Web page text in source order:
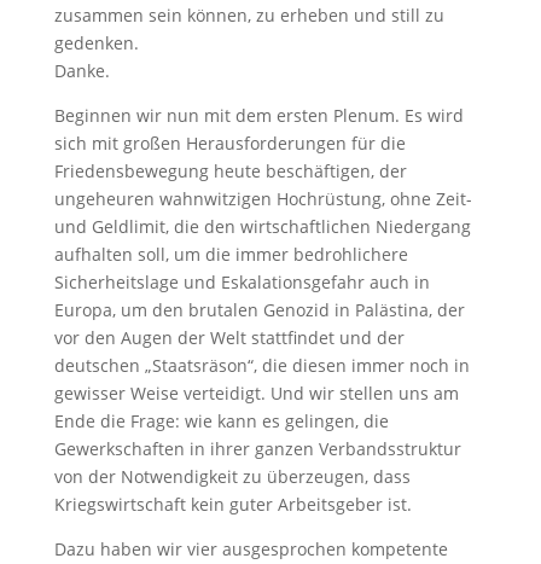
zusammen sein können, zu erheben und still zu
gedenken.
Danke.
Beginnen wir nun mit dem ersten Plenum. Es wird
sich mit großen Herausforderungen für die
Friedensbewegung heute beschäftigen, der
ungeheuren wahnwitzigen Hochrüstung, ohne Zeit-
und Geldlimit, die den wirtschaftlichen Niedergang
aufhalten soll, um die immer bedrohlichere
Sicherheitslage und Eskalationsgefahr auch in
Europa, um den brutalen Genozid in Palästina, der
vor den Augen der Welt stattfindet und der
deutschen „Staatsräson“, die diesen immer noch in
gewisser Weise verteidigt. Und wir stellen uns am
Ende die Frage: wie kann es gelingen, die
Gewerkschaften in ihrer ganzen Verbandsstruktur
von der Notwendigkeit zu überzeugen, dass
Kriegswirtschaft kein guter Arbeitsgeber ist.
Dazu haben wir vier ausgesprochen kompetente